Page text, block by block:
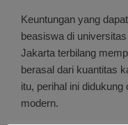
Keuntungan yang
beasiswa di
Jakarta terbilang
berasal dari kuantitas
itu, perihal ini
modern.